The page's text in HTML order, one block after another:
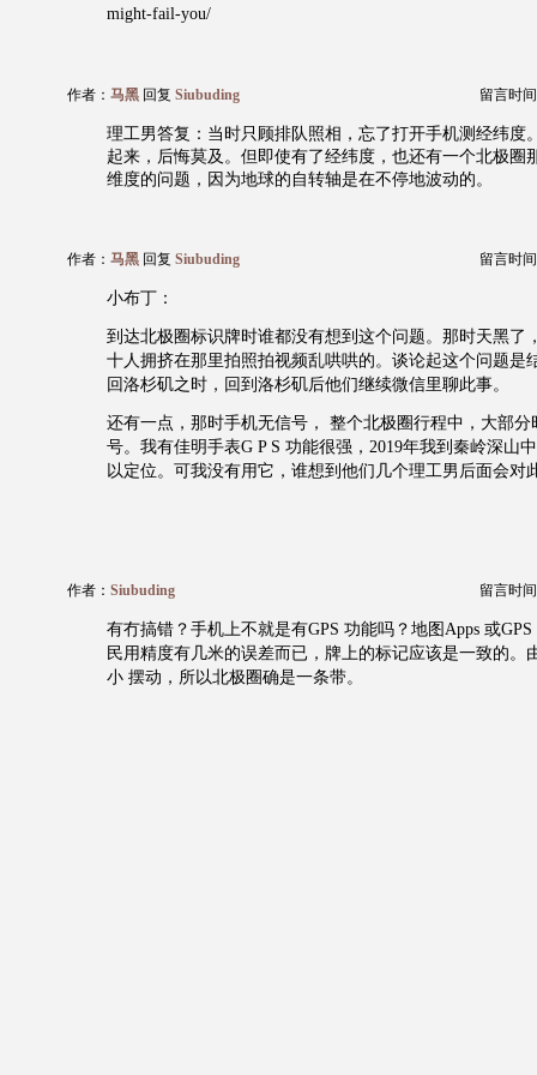
might-fail-you/
作者： 马黑 回复 Siubuding 留言时
理工男答复：当时只顾排队照相，忘了打开手机测经纬度
起来，后悔莫及。但即使有了经纬度，也还有一个北极圈
维度的问题，因为地球的自转轴是在不停地波动的。
作者： 马黑 回复 Siubuding 留言时
小布丁：
到达北极圈标识牌时谁都没有想到这个问题。那时天黑了
十人拥挤在那里拍照拍视频乱哄哄的。谈论起这个问题是
回洛杉矶之时，回到洛杉矶后他们继续微信里聊此事。
还有一点，那时手机无信号， 整个北极圈行程中，大部分
号。我有佳明手表G P S 功能很强，2019年我到秦岭深山
以定位。可我没有用它，谁想到他们几个理工男后面会对
作者： Siubuding 留言时
有冇搞错？手机上不就是有GPS 功能吗？地图Apps 或GPS
民用精度有几米的误差而已，牌上的标记应该是一致的。
小 摆动，所以北极圈确是一条带。